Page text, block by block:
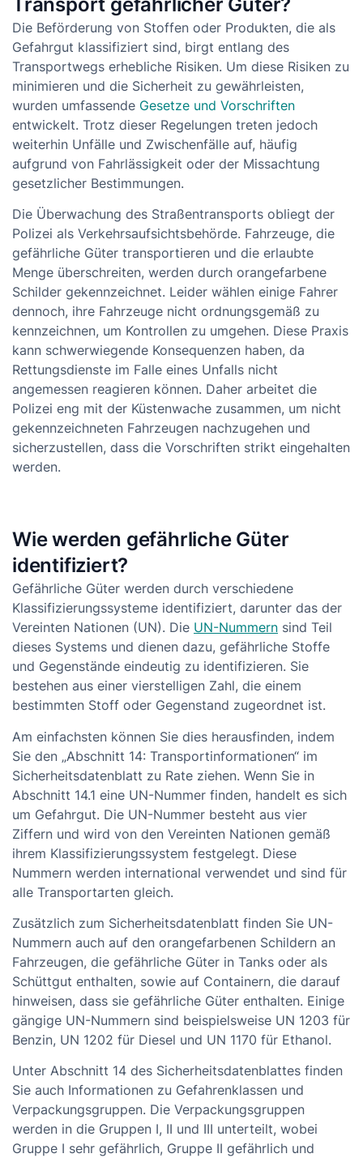
Die Beförderung von Stoffen oder Produkten, die als
Gefahrgut klassifiziert sind, birgt entlang des
Transportwegs erhebliche Risiken. Um diese Risiken zu
minimieren und die Sicherheit zu gewährleisten,
wurden umfassende Gesetze und Vorschriften
entwickelt. Trotz dieser Regelungen treten jedoch
weiterhin Unfälle und Zwischenfälle auf, häufig
aufgrund von Fahrlässigkeit oder der Missachtung
gesetzlicher Bestimmungen.
Die Überwachung des Straßentransports obliegt der
Polizei als Verkehrsaufsichtsbehörde. Fahrzeuge, die
gefährliche Güter transportieren und die erlaubte
Menge überschreiten, werden durch orangefarbene
Schilder gekennzeichnet. Leider wählen einige Fahrer
dennoch, ihre Fahrzeuge nicht ordnungsgemäß zu
kennzeichnen, um Kontrollen zu umgehen. Diese Praxis
kann schwerwiegende Konsequenzen haben, da
Rettungsdienste im Falle eines Unfalls nicht
angemessen reagieren können. Daher arbeitet die
Polizei eng mit der Küstenwache zusammen, um nicht
gekennzeichneten Fahrzeugen nachzugehen und
sicherzustellen, dass die Vorschriften strikt eingehalten
werden.
Wie werden gefährliche Güter
identifiziert?
Gefährliche Güter werden durch verschiedene
Klassifizierungssysteme identifiziert, darunter das der
Vereinten Nationen (UN). Die UN-Nummern sind Teil
dieses Systems und dienen dazu, gefährliche Stoffe
und Gegenstände eindeutig zu identifizieren. Sie
bestehen aus einer vierstelligen Zahl, die einem
bestimmten Stoff oder Gegenstand zugeordnet ist.
Am einfachsten können Sie dies herausfinden, indem
Sie den „Abschnitt 14: Transportinformationen“ im
Sicherheitsdatenblatt zu Rate ziehen. Wenn Sie in
Abschnitt 14.1 eine UN-Nummer finden, handelt es sich
um Gefahrgut. Die UN-Nummer besteht aus vier
Ziffern und wird von den Vereinten Nationen gemäß
ihrem Klassifizierungssystem festgelegt. Diese
Nummern werden international verwendet und sind für
alle Transportarten gleich.
Zusätzlich zum Sicherheitsdatenblatt finden Sie UN-
Nummern auch auf den orangefarbenen Schildern an
Fahrzeugen, die gefährliche Güter in Tanks oder als
Schüttgut enthalten, sowie auf Containern, die darauf
hinweisen, dass sie gefährliche Güter enthalten. Einige
gängige UN-Nummern sind beispielsweise UN 1203 für
Benzin, UN 1202 für Diesel und UN 1170 für Ethanol.
Unter Abschnitt 14 des Sicherheitsdatenblattes finden
Sie auch Informationen zu Gefahrenklassen und
Verpackungsgruppen. Die Verpackungsgruppen
werden in die Gruppen I, II und III unterteilt, wobei
Gruppe I sehr gefährlich, Gruppe II gefährlich und